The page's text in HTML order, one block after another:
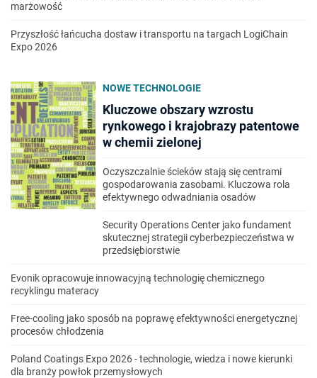
marżowość
Przyszłość łańcucha dostaw i transportu na targach LogiChain
Expo 2026
NOWE TECHNOLOGIE
Kluczowe obszary wzrostu
rynkowego i krajobrazy patentowe
w chemii zielonej
Oczyszczalnie ścieków stają się centrami
gospodarowania zasobami. Kluczowa rola
efektywnego odwadniania osadów
Security Operations Center jako fundament
skutecznej strategii cyberbezpieczeństwa w
przedsiębiorstwie
Evonik opracowuje innowacyjną technologię chemicznego
recyklingu materacy
Free-cooling jako sposób na poprawę efektywności energetycznej
procesów chłodzenia
Poland Coatings Expo 2026 - technologie, wiedza i nowe kierunki
dla branży powłok przemysłowych